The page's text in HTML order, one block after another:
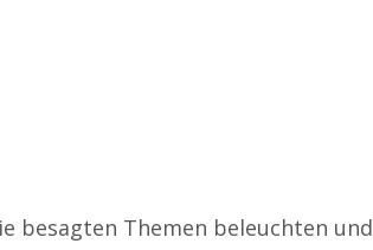
besagten Themen beleuchten und